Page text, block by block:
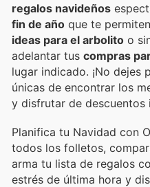
regalos navideños
fin de año que te
ideas para el arbolito o
adelantar tus compras
lugar indicado. ¡No dejes
únicas de encontrar los
y disfrutar de descuentos
Planifica tu Navidad con
todos los folletos,
arma tu lista de regalos
estrés de última hora y